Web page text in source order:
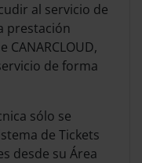
al servicio de
prestación
de forma
sólo se
de Tickets
desde su Área